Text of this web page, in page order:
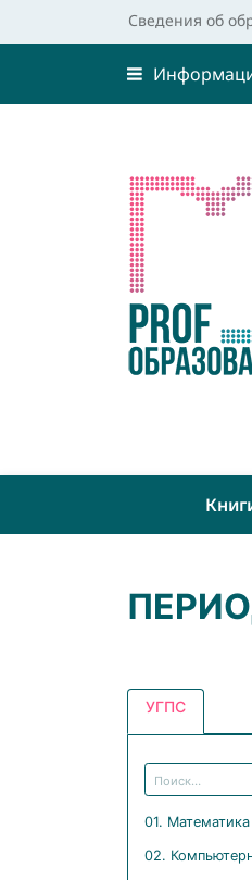
Сведения об
УГПС
01.
02.